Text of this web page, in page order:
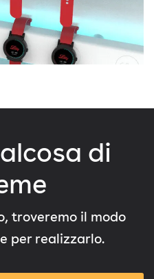
di
troveremo il modo
per realizzarlo.